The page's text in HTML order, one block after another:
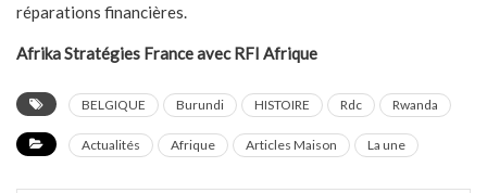
réparations financières.
Afrika Stratégies France avec RFI Afrique
BELGIQUE Burundi HISTOIRE Rdc Rwanda
Actualités Afrique Articles Maison La une